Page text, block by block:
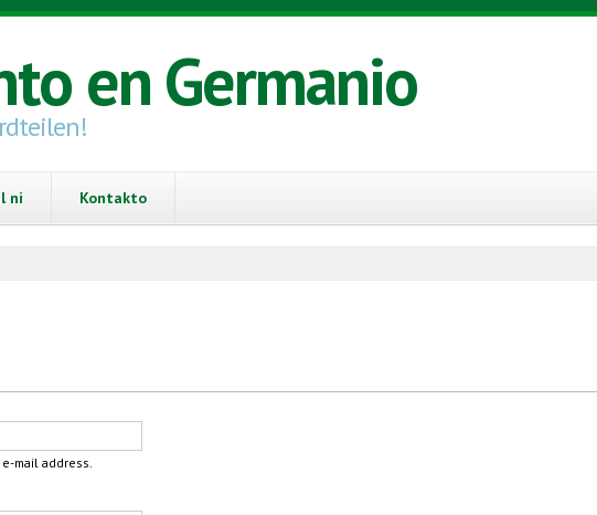
en Germanio
ni Kontakto
mail address.